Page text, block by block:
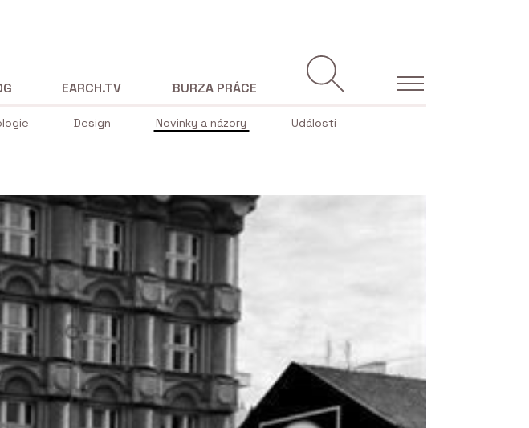
Design Novinky a názory Události
EARCH.TV BURZA PRÁCE